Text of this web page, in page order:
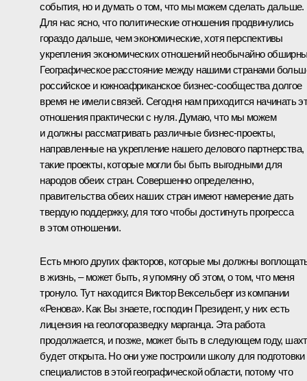
события, но и думать о том, что мы можем сделать дальше.
Для нас ясно, что политические отношения продвинулись
гораздо дальше, чем экономические, хотя перспективы
укрепления экономических отношений необычайно
Географическое расстояние между нашими странами
российское и южноафриканское бизнес-сообщества долгое
время не имели связей. Сегодня нам приходится начинать
отношения практически с нуля. Думаю, что мы можем
и должны рассматривать различные бизнес-проекты,
направленные на укрепление нашего делового партнерства,
такие проекты, которые могли бы быть выгодными для
народов обеих стран. Совершенно определенно,
правительства обеих наших стран имеют намерение дать
твердую поддержку, для того чтобы достигнуть прогресса
в этом отношении.
Есть много других факторов, которые мы должны
в жизнь, – может быть, я упомяну об этом, о том, что меня
тронуло. Тут находится Виктор Вексельберг из компании
«Ренова». Как Вы знаете, господин Президент, у них есть
лицензия на геологоразведку марганца. Эта работа
продолжается, и позже, может быть в следующем году,
будет открыта. Но они уже построили школу для подготовки
специалистов в этой географической области, потому что